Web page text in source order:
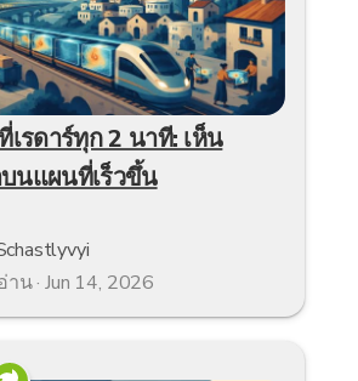
เรดาร์ทุก 2 นาที: เห็น
นแผนที่เร็วขึ้น
น · Jun 14, 2026